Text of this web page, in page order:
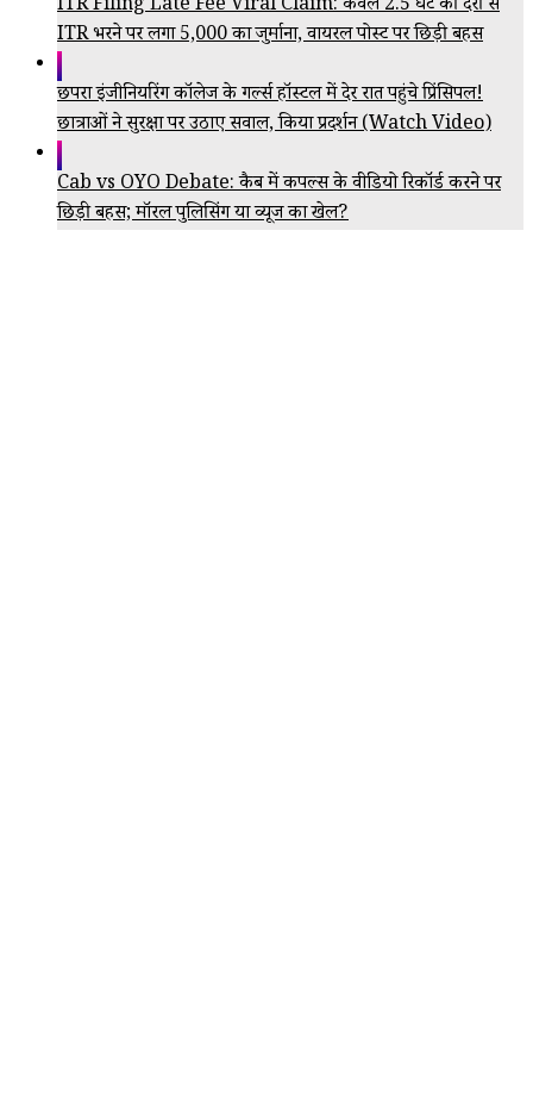
ITR Filing Late Fee Viral Claim: केवल 2.5 घंटे की देरी से
ITR भरने पर लगा ₹5,000 का जुर्माना, वायरल पोस्ट पर छिड़ी बहस
छपरा इंजीनियरिंग कॉलेज के गर्ल्स हॉस्टल में देर रात पहुंचे प्रिंसिपल!
छात्राओं ने सुरक्षा पर उठाए सवाल, किया प्रदर्शन (Watch Video)
Cab vs OYO Debate: कैब में कपल्स के वीडियो रिकॉर्ड करने पर
छिड़ी बहस; मॉरल पुलिसिंग या व्यूज का खेल?